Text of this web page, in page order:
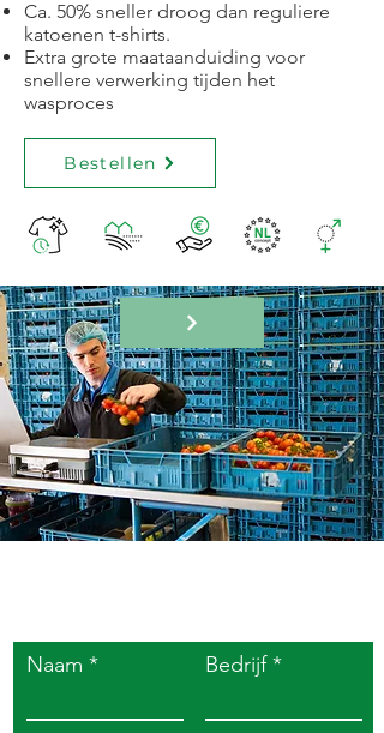
Ca. 50% sneller droog dan reguliere
katoenen t-shirts.
Extra grote maataanduiding voor
snellere verwerking tijden het
wasproces
Bestellen
Naam Bedrijf